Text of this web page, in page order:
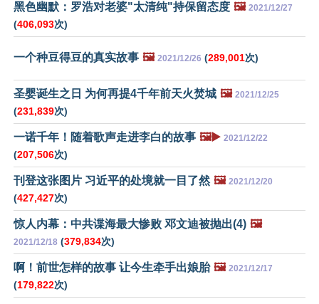
黑色幽默：罗浩对老婆"太清纯"持保留态度 🖼️ 2021/12/27
(406,093次)
一个种豆得豆的真实故事 🖼️ 2021/12/26 (289,001次)
圣婴诞生之日 为何再提4千年前天火焚城 🖼️ 2021/12/25
(231,839次)
一诺千年！随着歌声走进李白的故事 🖼️▶️ 2021/12/22
(207,506次)
刊登这张图片 习近平的处境就一目了然 🖼️ 2021/12/20
(427,427次)
惊人内幕：中共谍海最大惨败 邓文迪被抛出(4) 🖼️
2021/12/18 (379,834次)
啊！前世怎样的故事 让今生牵手出娘胎 🖼️ 2021/12/17
(179,822次)